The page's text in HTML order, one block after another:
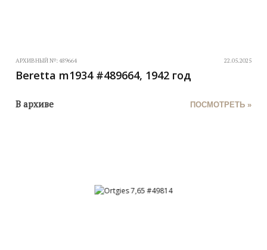
АРХИВНЫЙ №:489664 22.05.2025
Beretta m1934 #489664, 1942 год
В архиве ПОСМОТРЕТЬ »